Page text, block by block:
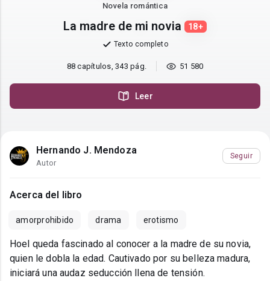
Novela romántica
La madre de mi novia 18+
Texto completo
88 capítulos, 343 pág. 51 580
Leer
Hernando J. Mendoza
Autor
Seguir
Acerca del libro
amorprohibido drama erotismo
Hoel queda fascinado al conocer a la madre de su novia,
quien le dobla la edad. Cautivado por su belleza madura,
iniciará una audaz seducción llena de tensión.